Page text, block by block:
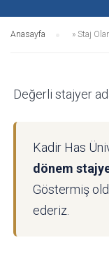
Anasayfa » Staj
Değerli stajyer
Kadir Has
dönem
Göstermiş
ederiz.